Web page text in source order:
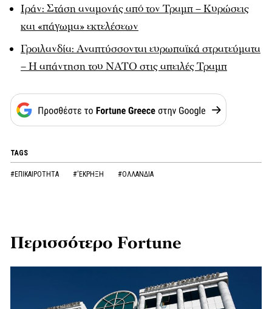
Ιράν: Στάση αναμονής από τον Τραμπ – Κυρώσεις
και «πάγωμα» εκτελέσεων
Γροιλανδία: Αναπτύσσονται ευρωπαϊκά στρατεύματα
– Η απάντηση του ΝΑΤΟ στις απειλές Τραμπ
TAGS
#ΕΠΙΚΑΙΡΟΤΗΤΑ #'ΕΚΡΗΞΗ #ΟΛΛΑΝΔΙΑ
Περισσότερο Fortune